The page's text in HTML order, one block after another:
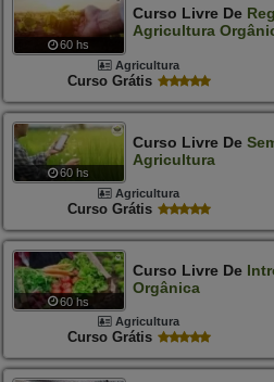
60 hs
Curso Livre De
Agricultura
Agricultura
Curso Grátis
60 hs
Curso Livre De
Agricultura
Agricultura
Curso Grátis
60 hs
Curso Livre De
Orgânica
Agricultura
Curso Grátis